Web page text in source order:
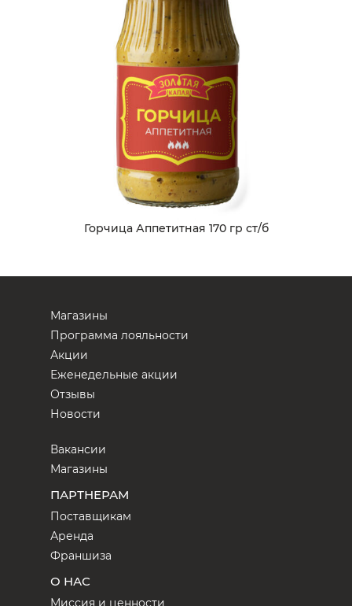
Горчица Аппетитная 170 гр ст/б
Магазины
Программа лояльности
Акции
Еженедельные акции
Отзывы
Новости
Вакансии
Магазины
ПАРТНЕРАМ
Поставщикам
Аренда
Франшиза
О НАС
Миссия и ценности